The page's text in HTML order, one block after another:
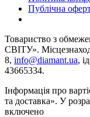
Публічна
Товариство з
СВІТУ».
8, info@diamant.ua,
43665334.
Інформація про
та доставка». У
включено